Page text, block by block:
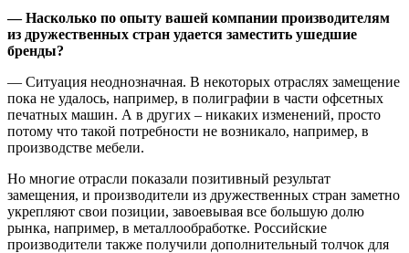
— Насколько по опыту вашей компании производителям
из дружественных стран удается заместить ушедшие
бренды?
— Ситуация неоднозначная. В некоторых отраслях замещение
пока не удалось, например, в полиграфии в части офсетных
печатных машин. А в других – никаких изменений, просто
потому что такой потребности не возникало, например, в
производстве мебели.
Но многие отрасли показали позитивный результат
замещения, и производители из дружественных стран заметно
укрепляют свои позиции, завоевывая все большую долю
рынка, например, в металлообработке. Российские
производители также получили дополнительный толчок для